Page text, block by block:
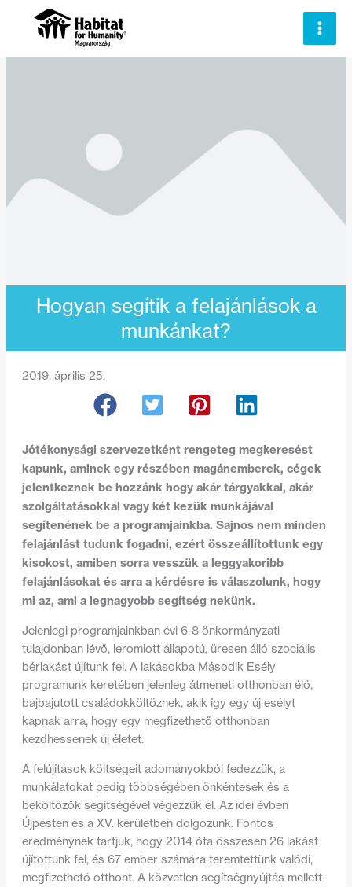
Hogyan segítik a felajánlások a
munkánkat?
2019. április 25.
Jótékonysági szervezetként rengeteg megkeresést
kapunk, aminek egy részében magánemberek, cégek
jelentkeznek be hozzánk hogy akár tárgyakkal, akár
szolgáltatásokkal vagy két kezük munkájával
segítenének be a programjainkba. Sajnos nem minden
felajánlást tudunk fogadni, ezért összeállítottunk egy
kisokost, amiben sorra vesszük a leggyakoribb
felajánlásokat és arra a kérdésre is válaszolunk, hogy
mi az, ami a legnagyobb segítség nekünk.
Jelenlegi programjainkban évi 6-8 önkormányzati
tulajdonban lévő, leromlott állapotú, üresen álló szociális
bérlakást újítunk fel. A lakásokba Második Esély
programunk keretében jelenleg átmeneti otthonban élő,
bajbajutott családokköltöznek, akik így egy új esélyt
kapnak arra, hogy egy megfizethető otthonban
kezdhessenek új életet.
A felújítások költségeit adományokból fedezzük, a
munkálatokat pedig többségében önkéntesek és a
beköltözők segítségével végezzük el. Az idei évben
Újpesten és a XV. kerületben dolgozunk. Fontos
eredménynek tartjuk, hogy 2014 óta összesen 26 lakást
újítottunk fel, és 67 ember számára teremtettünk valódi,
megfizethető otthont. A közvetlen segítségnyújtás mellett